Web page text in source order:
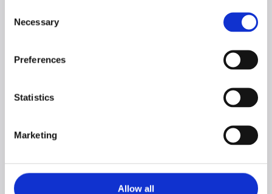
Selection
Necessary
Preferences
Statistics
Marketing
Allow all